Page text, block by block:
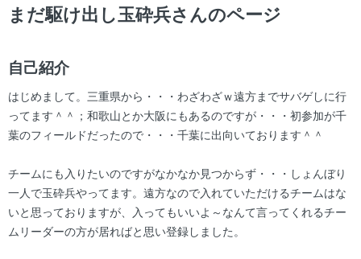
まだ駆け出し玉砕兵さんのページ
自己紹介
はじめまして。三重県から・・・わざわざｗ遠方までサバゲしに行
ってます＾＾；和歌山とか大阪にもあるのですが・・・初参加が千
葉のフィールドだったので・・・千葉に出向いております＾＾
チームにも入りたいのですがなかなか見つからず・・・しょんぼり
一人で玉砕兵やってます。遠方なので入れていただけるチームはな
いと思っておりますが、入ってもいいよ～なんて言ってくれるチー
ムリーダーの方が居ればと思い登録しました。